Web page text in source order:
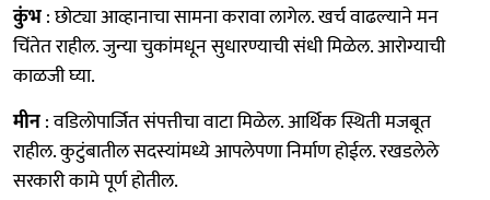
कुंभ: छोट्या आव्हानाचा सामना करावा लागेल. खर्च वाढल्याने मन
चिंतेत राहील. जुन्या चुकांमधून सुधारण्याची संधी मिळेल. आरोग्याची
काळजी घ्या.
मीन: वडिलोपार्जित संपत्तीचा वाटा मिळेल. आर्थिक स्थिती मजबूत
राहील. कुटुंबातील सदस्यांमध्ये आपलेपणा निर्माण होईल. रखडलेले
सरकारी कामे पूर्ण होतील.